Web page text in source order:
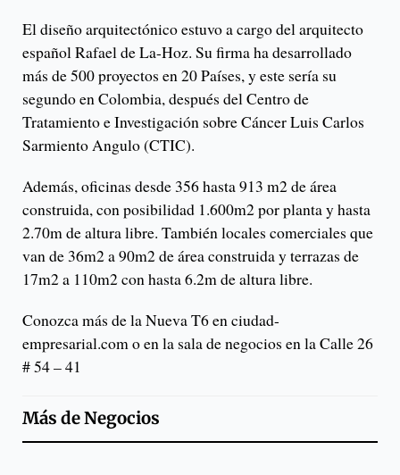
El diseño arquitectónico estuvo a cargo del arquitecto
español Rafael de La-Hoz. Su firma ha desarrollado
más de 500 proyectos en 20 Países, y este sería su
segundo en Colombia, después del Centro de
Tratamiento e Investigación sobre Cáncer Luis Carlos
Sarmiento Angulo (CTIC).
Además, oficinas desde 356 hasta 913 m2 de área
construida, con posibilidad 1.600m2 por planta y hasta
2.70m de altura libre. También locales comerciales que
van de 36m2 a 90m2 de área construida y terrazas de
17m2 a 110m2 con hasta 6.2m de altura libre.
Conozca más de la Nueva T6 en ciudad-
empresarial.com o en la sala de negocios en la Calle 26
# 54 – 41
Más deNegocios